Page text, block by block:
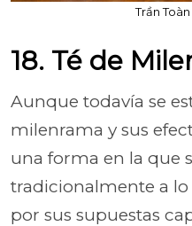
Trần
18. Té de
Aunque todavía se
milenrama y sus
una forma en la que
tradicionalmente a
por sus supuestas